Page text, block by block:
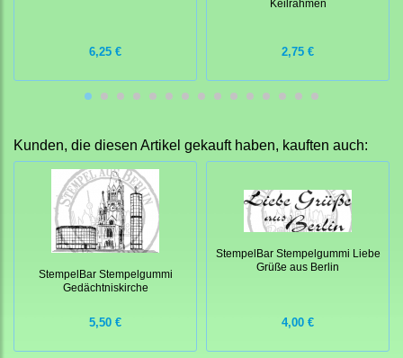
6,25 €
Keilrahmen
2,75 €
Kunden, die diesen Artikel gekauft haben, kauften auch:
StempelBar Stempelgummi
Gedächtniskirche
5,50 €
StempelBar Stempelgummi Liebe
Grüße aus Berlin
4,00 €